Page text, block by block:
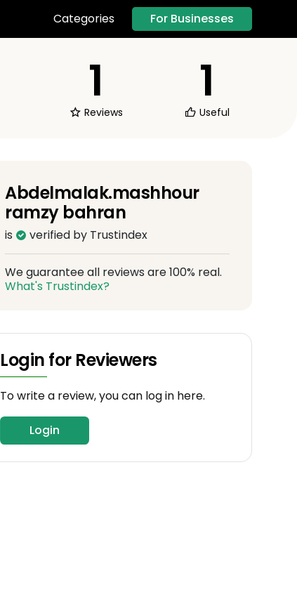
Categories For Businesses
1
Reviews
1
Useful
Abdelmalak.mashhour
ramzy bahran
is verified by Trustindex
We guarantee all reviews are 100% real.
What's Trustindex?
Login for Reviewers
To write a review, you can log in here.
Login